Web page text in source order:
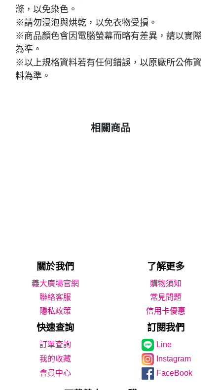
滌，以免染色。
※請勿浸泡與烘乾，以免衣物受損。
※商品顏色會因電腦螢幕而略有差異，請以實際
為準。
※以上規格資料若有任何錯誤，以原廠所公佈資
料為準。
相關商品
關於我們 了解更多
義大廣場官網
購物須知
聯絡客服
常見問題
隱私政策
信用卡優惠
快速查詢 訂閱我們
Line
我的收藏
Instagram
會員中心
FaceBook